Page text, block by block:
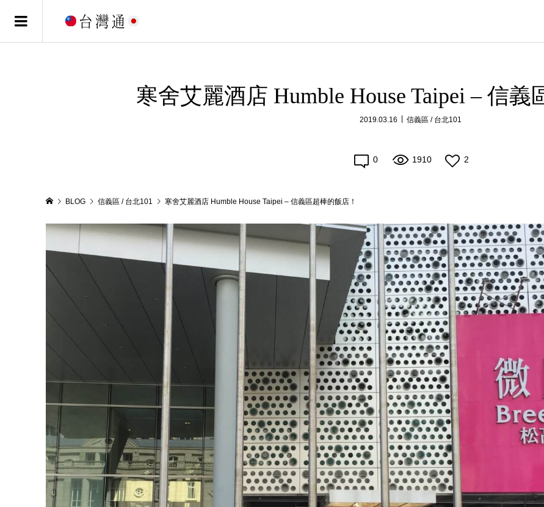
寒舍艾麗酒店 Humble House Taipei – 信義
2019.03.16 信義區 / 台北101
0 1910 2
BLOG 信義區 / 台北101 寒舍艾麗酒店 Humble House Taipei – 信義區超棒的飯店！